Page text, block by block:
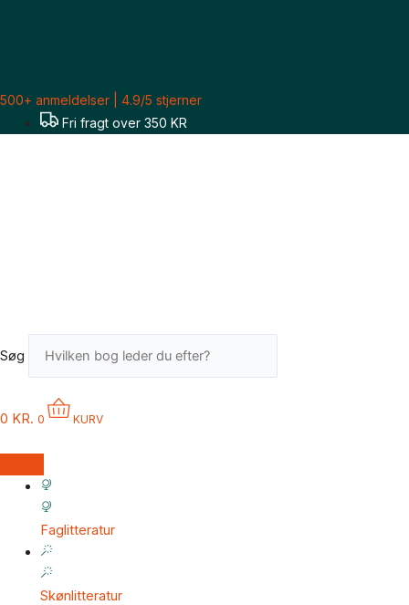
500+ anmeldelser | 4.9/5 stjerner
Fri fragt over 350 KR
Søg
0 KR. 0 KURV
Faglitteratur
Skønlitteratur
antal